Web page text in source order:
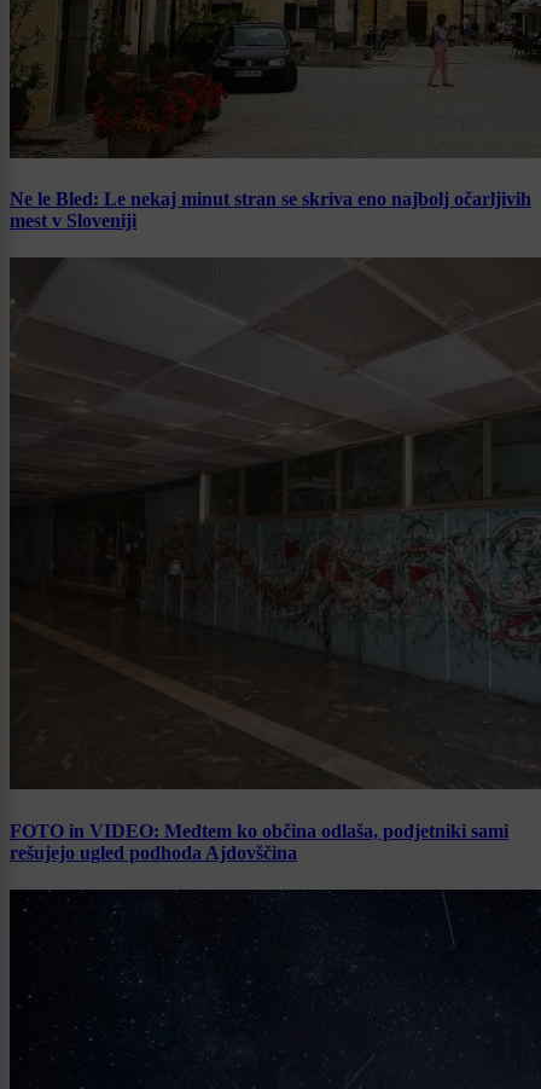
Ne le Bled: Le nekaj minut stran se skriva eno najbolj očarljivih
mest v Sloveniji
FOTO in VIDEO: Medtem ko občina odlaša, podjetniki sami
rešujejo ugled podhoda Ajdovščina